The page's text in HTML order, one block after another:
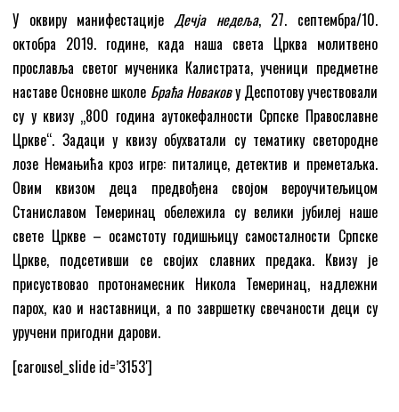
У оквиру манифестације Дечја недеља, 27. септембра/10.
октобра 2019. године, када наша света Црква молитвено
прославља светог мученика Калистрата, ученици предметне
наставе Основне школе Браћа Новакову Деспотову учествовали
су у квизу „800 година аутокефалности Српске Православне
Цркве“. Задаци у квизу обухватали су тематику светородне
лозе Немањића кроз игре: питалице, детектив и преметаљка.
Овим квизом деца предвођена својом вероучитељицом
Станиславом Темеринац обележила су велики јубилеј наше
свете Цркве – осамстоту годишњицу самосталности Српске
Цркве, подсетивши се својих славних предака. Квизу је
присуствовао протонамесник Никола Темеринац, надлежни
парох, као и наставници, а по завршетку свечаности деци су
уручени пригодни дарови.
[carousel_slide id=’3153′]